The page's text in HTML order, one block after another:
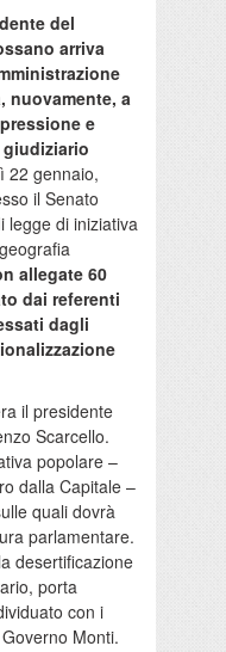
del
arriva
nuovamente, a
e
22 gennaio,
il Senato
legge di iniziativa
allegate 60
dai referenti
dagli
il presidente
Scarcello.
popolare –
dalla Capitale –
quali dovrà
parlamentare.
desertificazione
porta
con i
Monti.